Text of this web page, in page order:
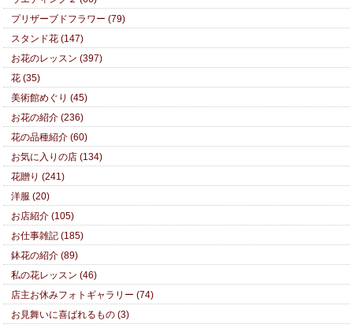
プリザーブドフラワー (79)
スタンド花 (147)
お花のレッスン (397)
花 (35)
美術館めぐり (45)
お花の紹介 (236)
花の品種紹介 (60)
お気に入りの店 (134)
花贈り (241)
洋服 (20)
お店紹介 (105)
お仕事雑記 (185)
鉢花の紹介 (89)
私の花レッスン (46)
店主お休みフォトギャラリー (74)
お見舞いに喜ばれるもの (3)